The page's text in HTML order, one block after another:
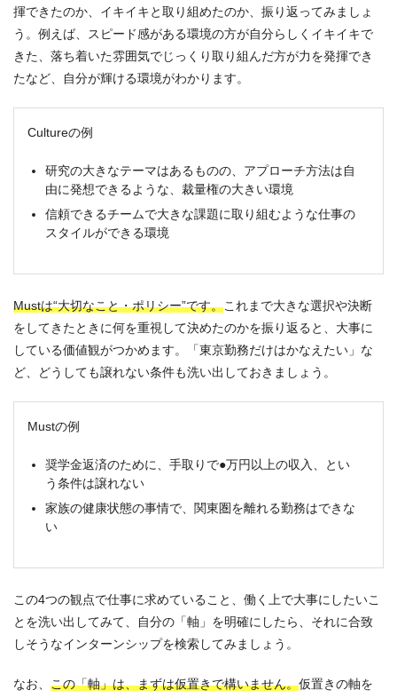
揮できたのか、イキイキと取り組めたのか、振り返ってみましょ
う。例えば、スピード感がある環境の方が自分らしくイキイキで
きた、落ち着いた雰囲気でじっくり取り組んだ方が力を発揮でき
たなど、自分が輝ける環境がわかります。
Cultureの例
研究の大きなテーマはあるものの、アプローチ方法は自
由に発想できるような、裁量権の大きい環境
信頼できるチームで大きな課題に取り組むような仕事の
スタイルができる環境
Mustは“大切なこと・ポリシー”です。これまで大きな選択や決断
をしてきたときに何を重視して決めたのかを振り返ると、大事に
している価値観がつかめます。「東京勤務だけはかなえたい」な
ど、どうしても譲れない条件も洗い出しておきましょう。
Mustの例
奨学金返済のために、手取りで●万円以上の収入、とい
う条件は譲れない
家族の健康状態の事情で、関東圏を離れる勤務はできな
い
この4つの観点で仕事に求めていること、働く上で大事にしたいこ
とを洗い出してみて、自分の「軸」を明確にしたら、それに合致
しそうなインターンシップを検索してみましょう。
なお、 この「軸」は、まずは仮置きで構いません。仮置きの軸を